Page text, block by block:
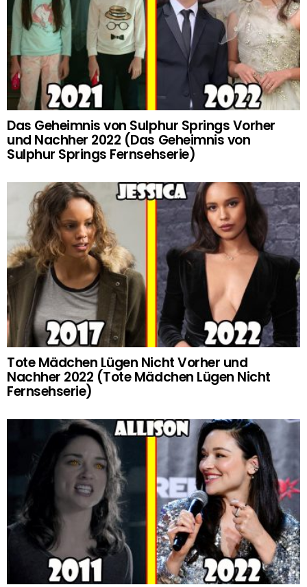
Das Geheimnis von Sulphur Springs Vorher
und Nachher 2022 (Das Geheimnis von
Sulphur Springs Fernsehserie)
Tote Mädchen Lügen Nicht Vorher und
Nachher 2022 (Tote Mädchen Lügen Nicht
Fernsehserie)